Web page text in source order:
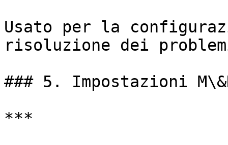
Usato per la
risoluzione dei
### 5. Impostazioni
***